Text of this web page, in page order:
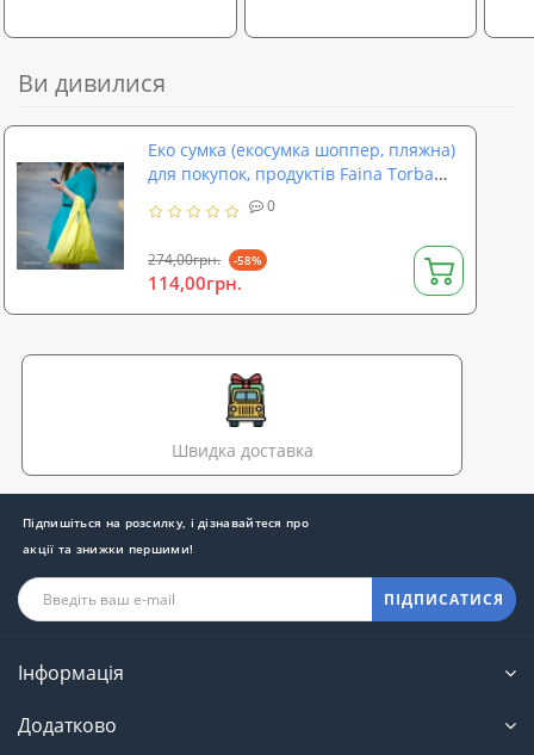
Ви дивилися
Еко сумка (екосумка шоппер, пляжна)
для покупок, продуктів Faina Torba
тканинна (ft-0001)
0
274,00грн. -58%
114,00грн.
Швидка доставка
Підпишіться на розсилку, і дізнавайтеся про
акції та знижки першими!
ПІДПИСАТИСЯ
Інформація
Додатково